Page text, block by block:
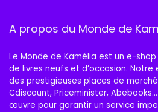
A propos du Monde de
Le Monde de Kamélia est un e-
de livres neufs et d’occasion.
des prestigieuses places de
Cdiscount, Priceminister,
œuvre pour garantir un service